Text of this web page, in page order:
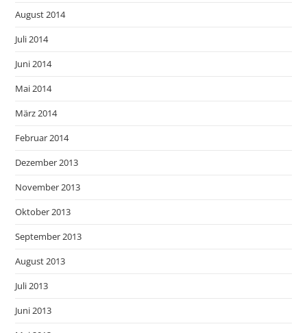
August 2014
Juli 2014
Juni 2014
Mai 2014
März 2014
Februar 2014
Dezember 2013
November 2013
Oktober 2013
September 2013
August 2013
Juli 2013
Juni 2013